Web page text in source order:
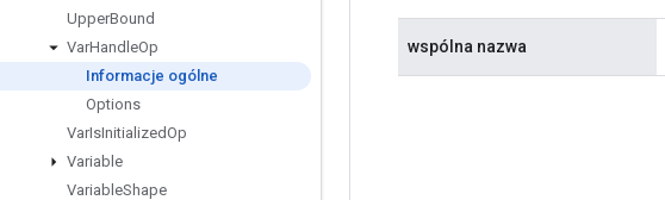
UpperBound
VarHandleOp
Informacje ogólne
Options
VarIsInitializedOp
Variable
VariableShape
wspólna nazwa